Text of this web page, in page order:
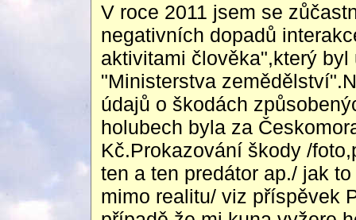
V roce 2011 jsem se
negativních dopadů
aktivitami člověka",který
"Ministerstva
údajů o škodách
holubech byla za
Kč.Prokazování škody /
ten a ten predátor ap./ jak
mimo realitu/ viz příspěvek